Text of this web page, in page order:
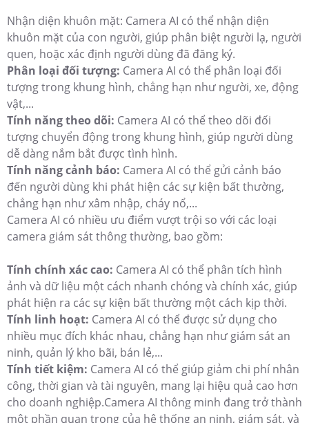
Nhận diện khuôn mặt: Camera AI có thể nhận diện
khuôn mặt của con người, giúp phân biệt người lạ, người
quen, hoặc xác định người dùng đã đăng ký.
Phân loại đối tượng: Camera AI có thể phân loại đối
tượng trong khung hình, chẳng hạn như người, xe, động
vật,...
Tính năng theo dõi: Camera AI có thể theo dõi đối
tượng chuyển động trong khung hình, giúp người dùng
dễ dàng nắm bắt được tình hình.
Tính năng cảnh báo: Camera AI có thể gửi cảnh báo
đến người dùng khi phát hiện các sự kiện bất thường,
chẳng hạn như xâm nhập, cháy nổ,...
Camera AI có nhiều ưu điểm vượt trội so với các loại
camera giám sát thông thường, bao gồm:
Tính chính xác cao: Camera AI có thể phân tích hình
ảnh và dữ liệu một cách nhanh chóng và chính xác, giúp
phát hiện ra các sự kiện bất thường một cách kịp thời.
Tính linh hoạt: Camera AI có thể được sử dụng cho
nhiều mục đích khác nhau, chẳng hạn như giám sát an
ninh, quản lý kho bãi, bán lẻ,...
Tính tiết kiệm: Camera AI có thể giúp giảm chi phí nhân
công, thời gian và tài nguyên, mang lại hiệu quả cao hơn
cho doanh nghiệp.Camera AI thông minh đang trở thành
một phần quan trọng của hệ thống an ninh, giám sát, và